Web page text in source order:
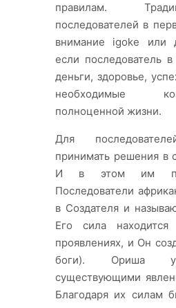
правилам.
последователей в
внимание igoke или
если последователь
деньги, здоровье,
необходимые
полноценной жизни.
Для
принимать решения в
И в этом им
Последователи
в Создателя и
Его сила
проявлениях, и Он
боги). Ориша
существующими
Благодаря их силам